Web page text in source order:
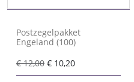
Postzegelpakket
Engeland (100)
€12,00 Oorspronkelijke
prijs
€ 10,20Huidige
prijs